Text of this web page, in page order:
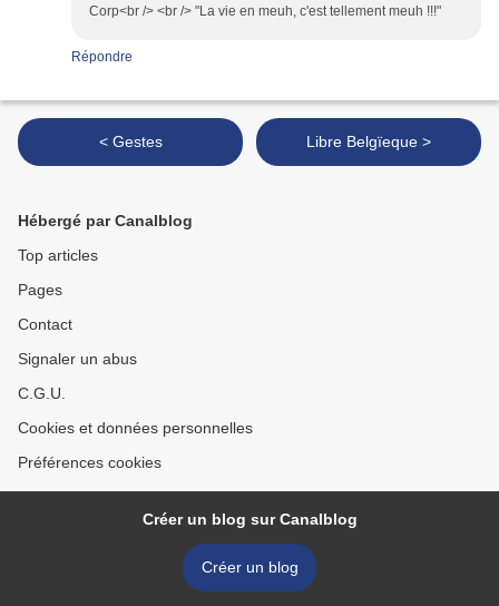
Corp<br /> <br /> "La vie en meuh, c'est tellement meuh !!!"
Répondre
< Gestes Libre Belgïeque >
Hébergé par Canalblog
Top articles
Pages
Contact
Signaler un abus
C.G.U.
Cookies et données personnelles
Préférences cookies
Créer un blog sur Canalblog
Créer un blog